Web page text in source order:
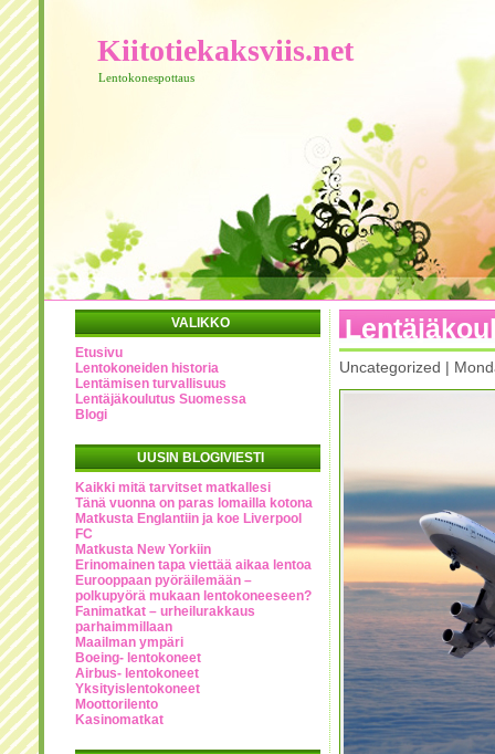
Kiitotiekaksviis.net
Lentokonespottaus
VALIKKO
Etusivu
Lentokoneiden historia
Lentämisen turvallisuus
Lentäjäkoulutus Suomessa
Blogi
UUSIN BLOGIVIESTI
Kaikki mitä tarvitset matkallesi
Tänä vuonna on paras lomailla kotona
Matkusta Englantiin ja koe Liverpool
FC
Matkusta New Yorkiin
Erinomainen tapa viettää aikaa lentoa
Eurooppaan pyöräilemään –
polkupyörä mukaan lentokoneeseen?
Fanimatkat – urheilurakkaus
parhaimmillaan
Maailman ympäri
Boeing- lentokoneet
Airbus- lentokoneet
Yksityislentokoneet
Moottorilento
Kasinomatkat
Uncategorized |